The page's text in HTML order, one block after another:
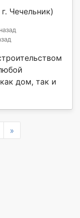
Чечельник)
дом, так и
»